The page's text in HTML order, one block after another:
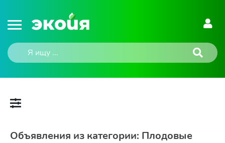
Объявления из категории: Плодовые